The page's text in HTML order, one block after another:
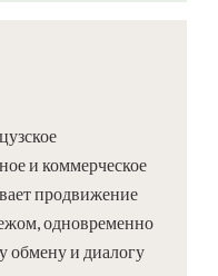
и коммерческое
продвижение
одновременно
обмену и диалогу